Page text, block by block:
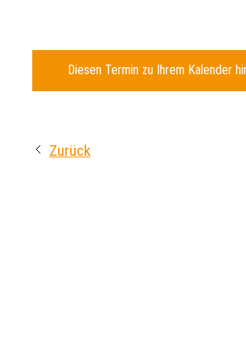
Diesen Termin zu Ihrem Kalender
Zurück